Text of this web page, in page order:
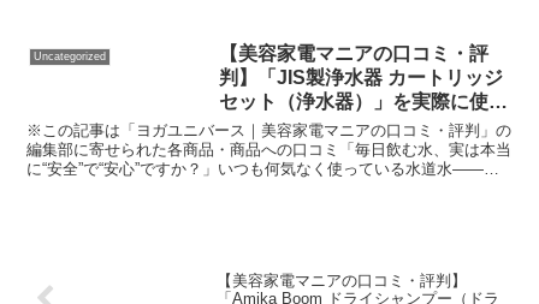
Uncategorized
【美容家電マニアの口コミ・評
判】「JIS製浄水器 カートリッジ
セット（浄水器）」を実際に使っ
てみた正直感想
※この記事は「ヨガユニバース｜美容家電マニアの口コミ・評判」の
編集部に寄せられた各商品・商品への口コミ「毎日飲む水、実は本当
に“安全”で“安心”ですか？」いつも何気なく使っている水道水――近
【美容家電マニアの口コミ・評判】
「Amika Boom ドライシャンプー（ドラ